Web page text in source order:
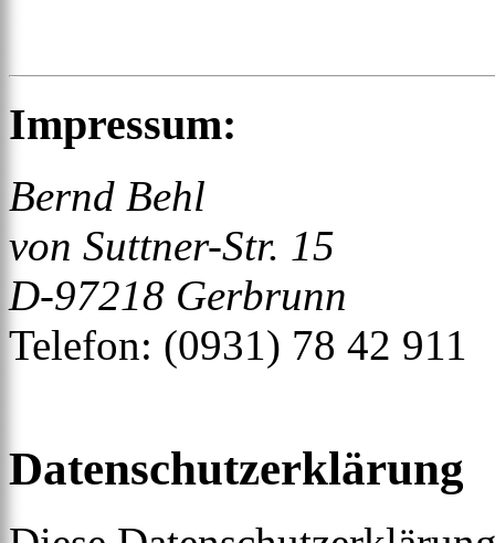
Impressum:
Bernd Behl
von Suttner-Str. 15
D-97218 Gerbrunn
Telefon: (0931) 78 42 911
Datenschutzerklärung